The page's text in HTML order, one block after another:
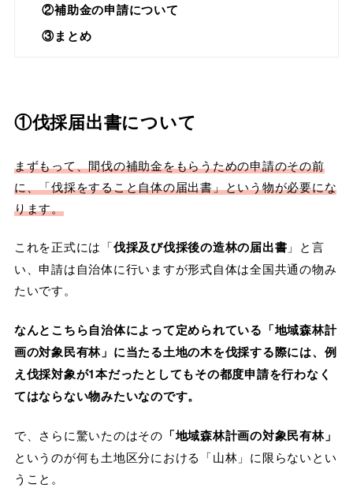
②補助金の申請について
③まとめ
①伐採届出書について
まずもって、間伐の補助金をもらうための申請のその前
に、「伐採をすること自体の届出書」という物が必要にな
ります。
これを正式には「伐採及び伐採後の造林の届出書 」と言
い、申請は自治体に行いますが形式自体は全国共通の物み
たいです。
なんとこちら自治体によって定められている「地域森林計
画の対象⺠有林」に当たる土地の木を伐採する際には、例
え伐採対象が1本だったとしてもその都度申請を行わなく
てはならない物みたいなのです。
で、さらに驚いたのはその 「地域森林計画の対象⺠有林」
というのが何も土地区分における「山林」に限らないとい
うこと。